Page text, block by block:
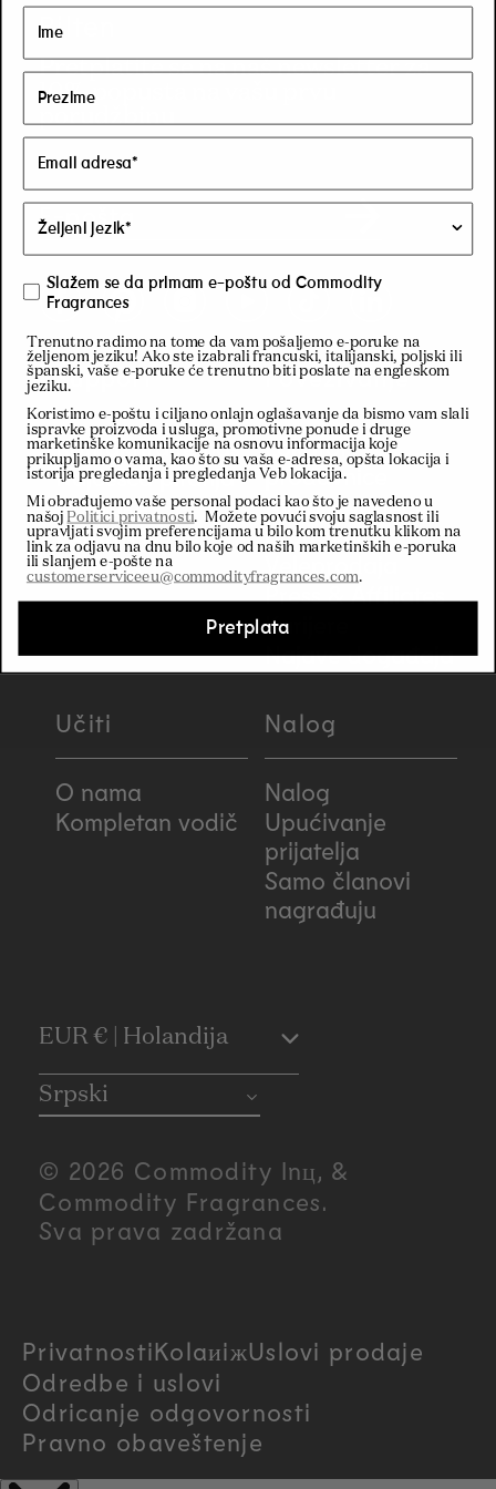
Bilten
Pretplatite se na naš newsletter za
10% popusta na vašu prvu
porudžbinu
E-pošta
FacebookPinterest
Support
Kontaktirajte nas
Najčešća pitanja
Isporuke
Returns &
Refunds
Povezivanje
Lokator
prodavnice
Njujork vodeći
prodavnica
Press & Affiliates
Karijere
Najave događaja
Učiti
O nama
Kompletan vodič
Nalog
Nalog
Upućivanje
prijatelja
Samo članovi
nagrađuju
C
o
u
n
y
/
r
EUR € | Holandija
Srpski
© 2026 Commodity Inц, &
Commodity Fragrances.
Sva prava zadržana
PrivatnostiKolaиiжUslovi prodaje
Odredbe i uslovi
Odricanje odgovornosti
Pravno obaveštenje
Slažem se da primam e-poštu od Commodity
Fragrances
Trenutno radimo na tome da vam pošaljemo e-poruke na
željenom jeziku! Ako ste izabrali francuski, italijanski, poljski ili
španski, vaše e-poruke će trenutno biti poslate na engleskom
jeziku.
Koristimo e-poštu i ciljano onlajn oglašavanje da bismo vam slali
ispravke proizvoda i usluga, promotivne ponude i druge
marketinške komunikacije na osnovu informacija koje
prikupljamo o vama, kao što su vaša e-adresa, opšta lokacija i
istorija pregledanja i pregledanja Veb lokacija.
Mi obrađujemo vaše personal podaci kao što je navedeno u
našoj Politici privatnosti. Možete povući svoju saglasnost ili
upravljati svojim preferencijama u bilo kom trenutku klikom na
link za odjavu na dnu bilo koje od naših marketinških e-poruka
ili slanjem e-pošte na
customerserviceeu@commodityfragrances.com.
Pretplata